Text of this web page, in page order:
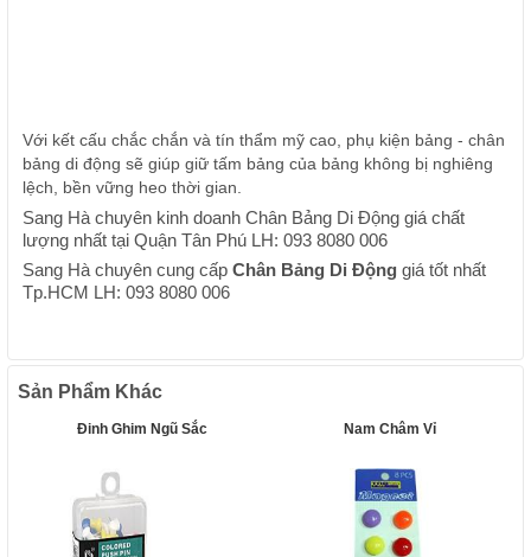
Với kết cấu chắc chắn và tín thẩm mỹ cao, phụ kiện bảng - chân
bảng di động sẽ giúp giữ tấm bảng của bảng không bị nghiêng
lệch, bền vững heo thời gian.
Sang Hà chuyên kinh doanh Chân Bảng Di Động giá chất
lượng nhất tại Quận Tân Phú LH: 093 8080 006
Sang Hà chuyên cung cấpChân Bảng Di Động giá tốt nhất
Tp.HCM LH: 093 8080 006
Sản Phẩm Khác
Đinh Ghim Ngũ Sắc Nam Châm Vỉ